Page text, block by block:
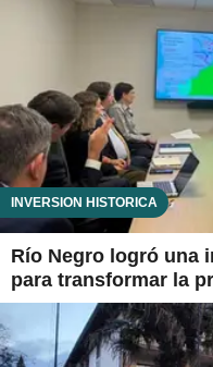
INVERSIÓN HISTÓRICA
Río Negro logró una
para transformar la